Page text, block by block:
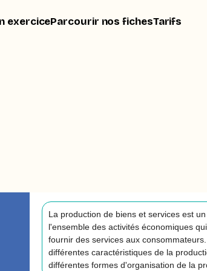
exerciceParcourir nos fichesTarifs
La production de biens et services est
l'ensemble des activités économiques
fournir des services aux
différentes caractéristiques de la
différentes formes d'organisation de la